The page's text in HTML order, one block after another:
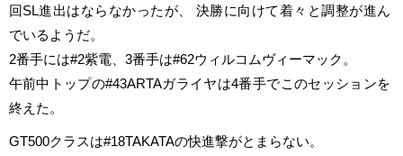
回SL進出はならなかったが、 決勝に向けて着々と調整が進ん
でいるようだ。
2番手には#2紫電、3番手は#62ウィルコムヴィーマック。
午前中トップの#43ARTAガライヤは4番手でこのセッションを
終えた。
GT500クラスは#18TAKATAの快進撃がとまらない。